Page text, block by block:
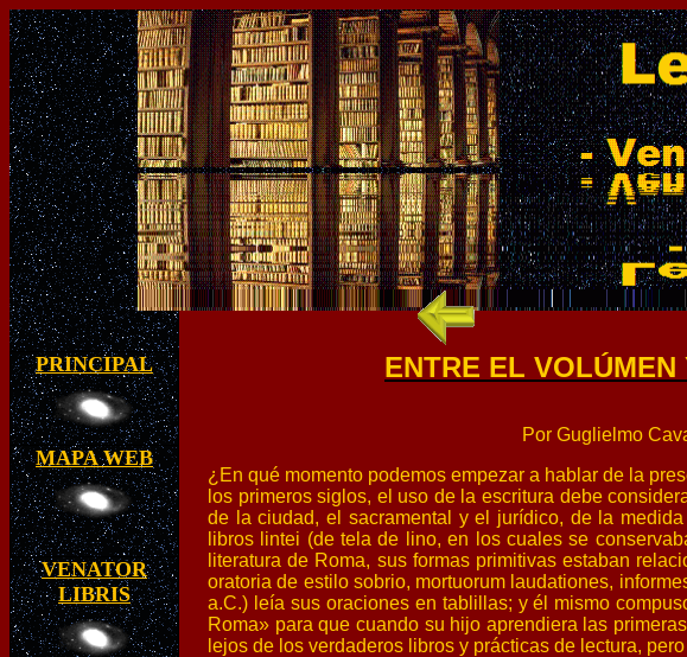
PRINCIPAL
MAPA WEB
VENATOR
LIBRIS
ENTRE EL
Por Guglielmo
¿En qué momento podemos empezar a hablar de la
los primeros siglos, el uso de la escritura debe
de la ciudad, el sacramental y el jurídico, de la
libros lintei (de tela de lino, en los cuales se
literatura de Roma, sus formas primitivas estaban
oratoria de estilo sobrio, mortuorum laudationes,
a.C.) leía sus oraciones en tablillas; y él mismo
Roma» para que cuando su hijo aprendiera las
lejos de los verdaderos libros y prácticas de lectura,